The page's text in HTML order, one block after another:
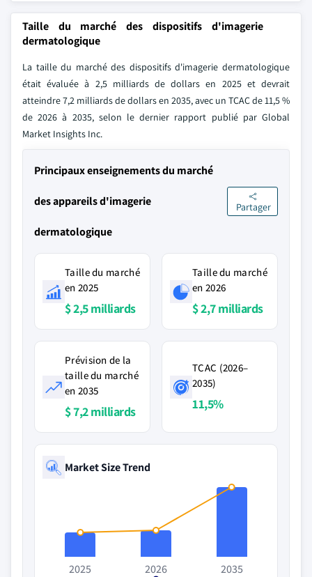
Taille du marché des dispositifs d'imagerie
dermatologique
La taille du marché des dispositifs d'imagerie dermatologique
était évaluée à 2,5 milliards de dollars en 2025 et devrait
atteindre 7,2 milliards de dollars en 2035, avec un TCAC de 11,5 %
de 2026 à 2035, selon le dernier rapport publié par Global
Market Insights Inc.
Principaux enseignements du marché
des appareils d'imagerie
dermatologique
Partager
Taille du marché
en 2025
$ 2,5 milliards
Taille du marché
en 2026
$ 2,7 milliards
Prévision de la
taille du marché
en 2035
$ 7,2 milliards
TCAC (2026–
2035)
11,5%
Market Size Trend
2025
2026
2035